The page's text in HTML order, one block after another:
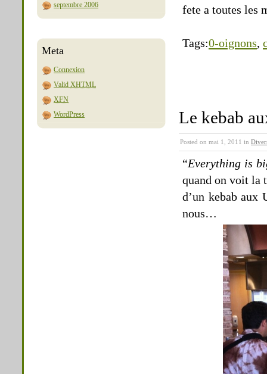
septembre 2006
Meta
Connexion
Valid XHTML
XFN
WordPress
fete a toutes les
Tags:0-oignons,
Le kebab
Posted on mai 1, 2011 in
“Everything is
quand on voit la
d’un kebab aux
nous…